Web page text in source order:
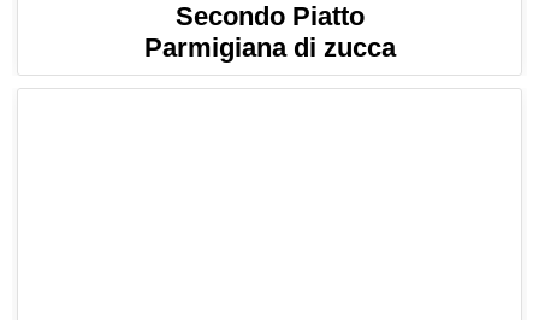
Secondo Piatto
Parmigiana di zucca